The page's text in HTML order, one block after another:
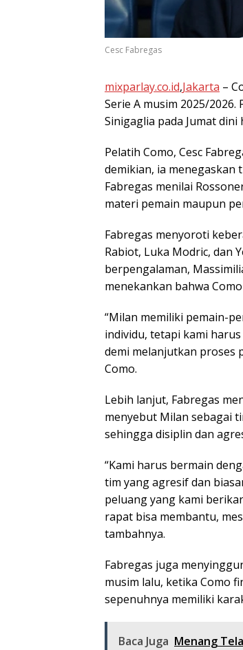
Cesc Fabregas
mixparlay.co.id,Jakarta –
Serie A musim 2025/
Sinigaglia pada Jumat
Pelatih Como, Cesc
demikian, ia menegaskan
Fabregas menilai
materi pemain maupun
Fabregas menyoroti
Rabiot, Luka Modric, dan
berpengalaman,
menekankan bahwa
“Milan memiliki pemain-
individu, tetapi kami
demi melanjutkan proses
Como.
Lebih lanjut, Fabregas
menyebut Milan sebagai
sehingga disiplin dan
“Kami harus bermain
tim yang agresif dan
peluang yang kami
rapat bisa membantu,
tambahnya.
Fabregas juga
musim lalu, ketika Como
sepenuhnya memiliki
Baca Juga Menang